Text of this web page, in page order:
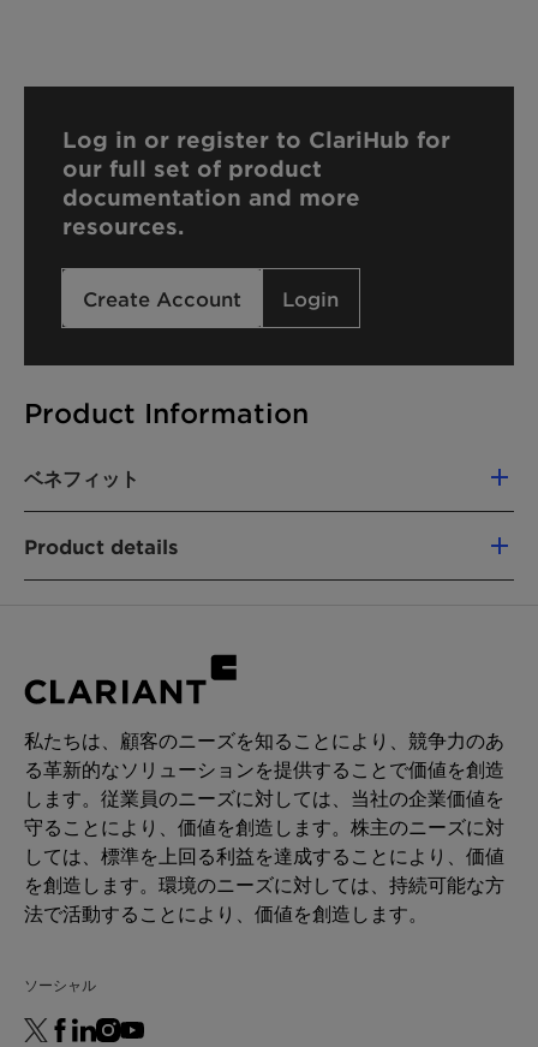
Product Information
ベネフィット
Product details
Intermediate & process aid
CHEMICAL TYPE
Ethoxylates
用途
Paint additive manufacturing
Log in or register to ClariHub for
our full set of product
documentation and more
resources.
Create Account Login
私たちは、顧客のニーズを知ることにより、競争力のあ
る革新的なソリューションを提供することで価値を創造
します。従業員のニーズに対しては、当社の企業価値を
守ることにより、価値を創造します。株主のニーズに対
しては、標準を上回る利益を達成することにより、価値
を創造します。環境のニーズに対しては、持続可能な方
法で活動することにより、価値を創造します。
ソーシャル